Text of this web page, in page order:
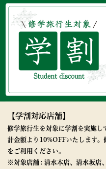
【学割対応店舗】
修学旅行生を対象に学割を実施し
計金額より10%OFFいたします
をご利用ください。
※対象店舗 : 清水本店、清水坂店